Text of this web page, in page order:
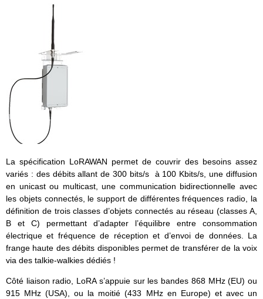
La spécification LoRAWAN permet de couvrir des besoins assez
variés : des débits allant de 300 bits/s à 100 Kbits/s, une diffusion
en unicast ou multicast, une communication bidirectionnelle avec
les objets connectés, le support de différentes fréquences radio, la
définition de trois classes d’objets connectés au réseau (classes A,
B et C) permettant d’adapter l’équilibre entre consommation
électrique et fréquence de réception et d’envoi de données. La
frange haute des débits disponibles permet de transférer de la voix
via des talkie-walkies dédiés !
Côté liaison radio, LoRA s’appuie sur les bandes 868 MHz (EU) ou
915 MHz (USA), ou la moitié (433 MHz en Europe) et avec un